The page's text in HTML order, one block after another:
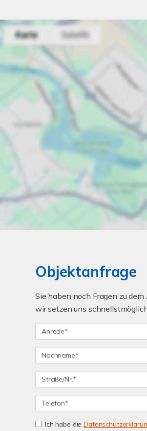
Objektanfrage
Sie haben noch Fragen zu
wir setzen uns
Ich habe die